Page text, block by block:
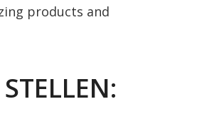
products and